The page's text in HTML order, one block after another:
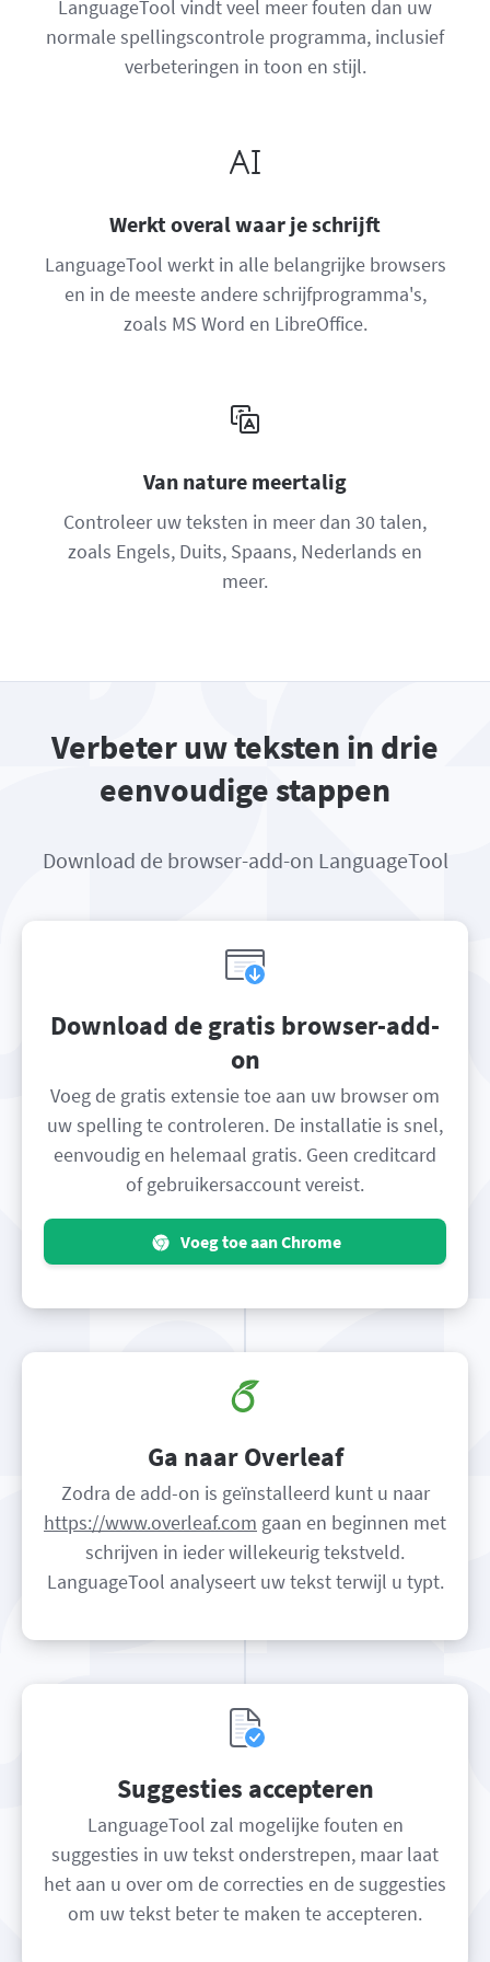
LanguageTool vindt veel meer fouten dan uw
normale spellingscontrole programma, inclusief
verbeteringen in toon en stijl.
Werkt overal waar je schrijft
LanguageTool werkt in alle belangrijke browsers
en in de meeste andere schrijfprogramma's,
zoals MS Word en LibreOffice.
Van nature meertalig
Controleer uw teksten in meer dan 30 talen,
zoals Engels, Duits, Spaans, Nederlands en
meer.
Verbeter uw teksten in drie
eenvoudige stappen
Download de browser-add-on LanguageTool
Download de gratis browser-add-
on
Voeg de gratis extensie toe aan uw browser om
uw spelling te controleren. De installatie is snel,
eenvoudig en helemaal gratis. Geen creditcard
of gebruikersaccount vereist.
Voeg toe aan Chrome
Ga naar Overleaf
Zodra de add-on is geïnstalleerd kunt u naar
https://www.overleaf.com gaan en beginnen met
schrijven in ieder willekeurig tekstveld.
LanguageTool analyseert uw tekst terwijl u typt.
Suggesties accepteren
LanguageTool zal mogelijke fouten en
suggesties in uw tekst onderstrepen, maar laat
het aan u over om de correcties en de suggesties
om uw tekst beter te maken te accepteren.